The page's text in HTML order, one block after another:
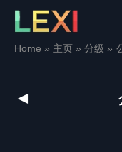
Skip
contentHome 主页 分级
◄